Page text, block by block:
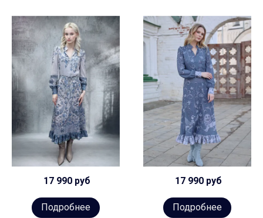
17 990 руб
Подробнее
17 990 руб
Подробнее